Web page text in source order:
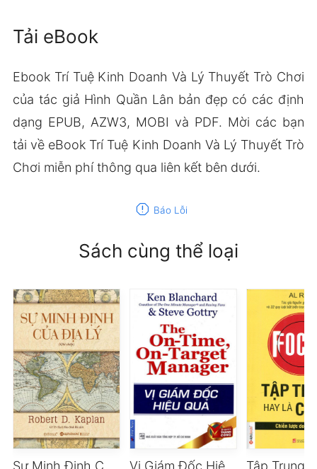
Tải eBook
Ebook Trí Tuệ Kinh Doanh Và Lý Thuyết Trò Chơi
của tác giả Hình Quần Lân bản đẹp có các định
dạng EPUB, AZW3, MOBI và PDF. Mời các bạn
tải về eBook Trí Tuệ Kinh Doanh Và Lý Thuyết Trò
Chơi miễn phí thông qua liên kết bên dưới.
report Báo Lỗi
Sách cùng thể loại
Vị Giám Đốc Hiệu Quả